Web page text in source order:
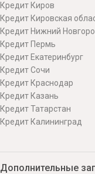
Кредит Киров
Кредит Кировская
Кредит Нижний
Кредит Пермь
Кредит Екатеринбург
Кредит Сочи
Кредит Краснодар
Кредит Казань
Кредит Татарстан
Кредит Калининград
Дополнительные